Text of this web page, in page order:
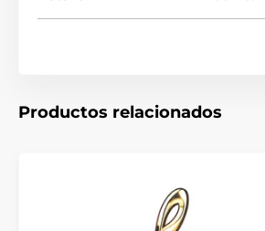
Productos relacionados